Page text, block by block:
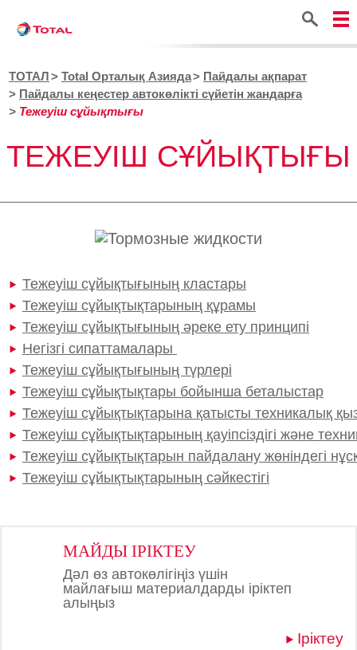
Іздестіру
ТОТАЛ Total Орталық Азияда
Пайдалы ақпарат
Пайдалы кеңестер автокөлікті сүйетін жандарға
Тежеуіш cұйықтығы
ТЕЖЕУІШ CҰЙЫҚТЫҒЫ
Тежеуіш сұйықтығының кластары
Тежеуіш сұйықтықтарының құрамы
Тежеуіш сұйықтығының әреке ету принципі
Негізгі сипаттамалары
Тежеуіш сұйықтығының түрлері
Тежеуіш сұйықтықтары бойынша беталыстар
Тежеуіш сұйықтықтарына қатысты техникалық
Тежеуіш сұйықтықтарының қауіпсіздігі және
Тежеуіш сұйықтықтарын пайдалану жөніндегі
Тежеуіш сұйықтықтарының сәйкестігі
МАЙДЫ ІРІКТЕУ
Дәл өз автокөлігіңіз үшін
майлағыш материалдарды іріктеп
алыңыз
Іріктеу